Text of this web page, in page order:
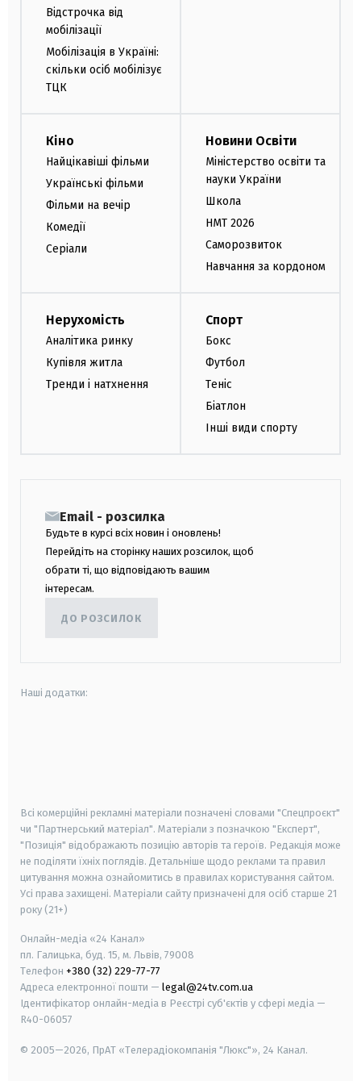
Відстрочка від
мобілізації
Мобілізація в Україні:
скільки осіб мобілізує
ТЦК
Кіно
Найцікавіші фільми
Українські фільми
Фільми на вечір
Комедії
Серіали
Новини Освіти
Міністерство освіти та
науки України
Школа
НМТ 2026
Саморозвиток
Навчання за кордоном
Нерухомість
Аналітика ринку
Купівля житла
Тренди і натхнення
Спорт
Бокс
Футбол
Теніс
Біатлон
Інші види спорту
Email - розсилка
Будьте в курсі всіх новин і оновлень!
Перейдіть на сторінку наших розсилок, щоб
обрати ті, що відповідають вашим
інтересам.
ДО РОЗСИЛОК
Наші додатки:
Всі комерційні рекламні матеріали позначені словами "Спецпроєкт"
чи "Партнерський матеріал". Матеріали з позначкою "Експерт",
"Позиція" відображають позицію авторів та героїв. Редакція може
не поділяти їхніх поглядів. Детальніше щодо реклами та правил
цитування можна ознайомитись в правилах користування сайтом.
Усі права захищені. Матеріали сайту призначені для осіб старше 21
року (21+)
Онлайн-медіа «24 Канал»
пл. Галицька, буд. 15, м. Львів, 79008
Телефон +380 (32) 229-77-77
Адреса електронної пошти — legal@24tv.com.ua
Ідентифікатор онлайн-медіа в Реєстрі суб'єктів у сфері медіа —
R40-06057
© 2005—2026, ПрАТ «Телерадіокомпанія "Люкс"», 24 Канал.